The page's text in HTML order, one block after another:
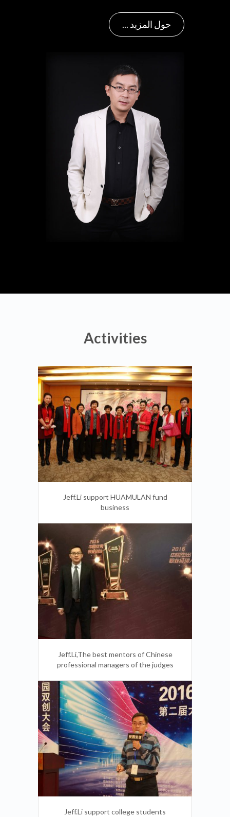
متجر الهاتف المحمول المخصص
ليكون ناجحًا ، ويساعد على أن يصبح
“ملك الهاتف الجمال”
حول المزيد ...
Activities
Jeff.Li support HUAMULAN fund
Jeff.Li,The best mentors of Chinese
professional managers of the judges